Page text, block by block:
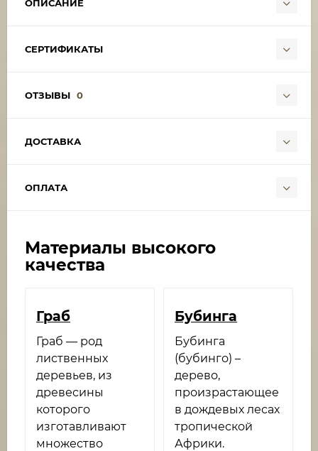
ОПИСАНИЕ
СЕРТИФИКАТЫ
ОТЗЫВЫ 0
ДОСТАВКА
ОПЛАТА
Материалы высокого
качества
Граб
Граб — род
лиственных
деревьев, из
древесины
которого
изготавливают
множество
​Бубинга
Бубинга
(бубинго) –
дерево,
произрастающее
в дождевых лесах
тропической
Африки.